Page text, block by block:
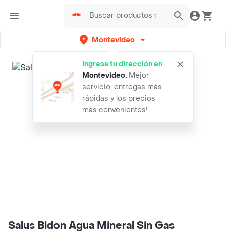
Montevideo
Ingresa tu dirección en
Montevideo. Mejor
servicio, entregas más
rápidas y los precios
más convenientes!
Salus Bidon Agua Mineral Sin Gas